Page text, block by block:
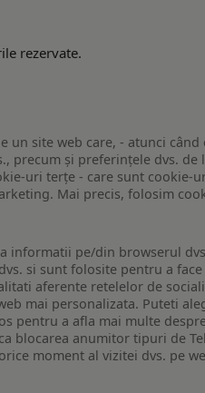
rezervate.
site web care, - atunci
precum și preferințele dvs.
uri terțe - care sunt
Mai precis, folosim
informatii pe/din browserul
si sunt folosite pentru a
aferente retelelor de
mai personalizata. Puteti
pentru a afla mai multe
blocarea anumitor tipuri de
moment al vizitei dvs. pe